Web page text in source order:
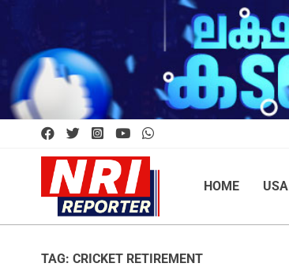
HOME USA
TAG: CRICKET RETIREMENT